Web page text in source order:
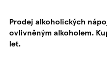
Prodej alkoholických
ovlivněným alkoholem.
let.